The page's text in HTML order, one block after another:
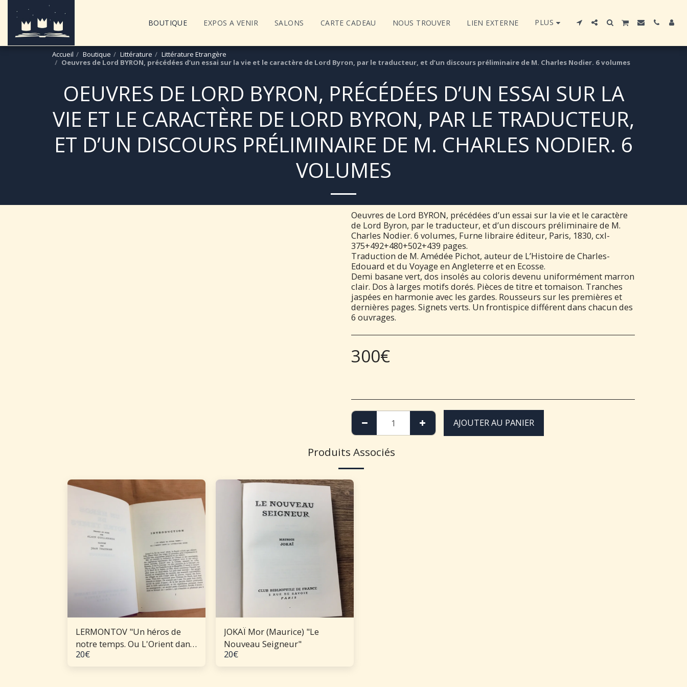
BOUTIQUE EXPOS A VENIR SALONS CARTE CADEAU NOUS TROUVER LIEN EXTERNE PLUS
Accueil Boutique Littérature
Littérature Etrangère
Oeuvres de Lord BYRON, précédées d’un essai sur la vie et le caractère de Lord Byron, par le traducteur, et d’un discours préliminaire de M. Charles Nodier. 6 volumes
OEUVRES DE LORD BYRON, PRÉCÉDÉES D’UN ESSAI SUR LA
VIE ET LE CARACTÈRE DE LORD BYRON, PAR LE TRADUCTEUR,
ET D’UN DISCOURS PRÉLIMINAIRE DE M. CHARLES NODIER. 6
VOLUMES
Oeuvres de Lord BYRON, précédées d’un essai sur la vie et le caractère
de Lord Byron, par le traducteur, et d’un discours préliminaire de M.
Charles Nodier. 6 volumes, Furne libraire éditeur, Paris, 1830, cxl-
375+492+480+502+439 pages.
Traduction de M. Amédée Pichot, auteur de L’Histoire de Charles-
Edouard et du Voyage en Angleterre et en Ecosse.
Demi basane vert, dos insolés au coloris devenu uniformément marron
clair. Dos à larges motifs dorés. Pièces de titre et tomaison. Tranches
jaspées en harmonie avec les gardes. Rousseurs sur les premières et
dernières pages. Signets verts. Un frontispice différent dans chacun des
6 ouvrages.
300€
AJOUTER AU PANIER
Produits Associés
LERMONTOV "Un héros de
notre temps. Ou L'Orient dans
la littérature russe"
20€
JOKAÏ Mor (Maurice) "Le
Nouveau Seigneur"
20€